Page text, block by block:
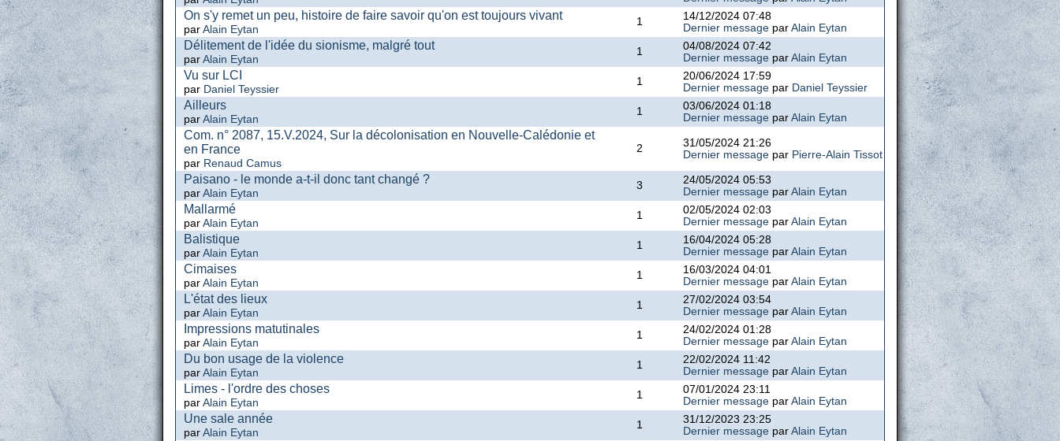
On s'y remet un peu, histoire de faire savoir qu'on est toujours vivant
parAlain Eytan
1
14/12/2024 07:48
Dernier message par Alain Eytan
Délitement de l'idée du sionisme, malgré tout
parAlain Eytan
1
04/08/2024 07:42
Dernier message par Alain Eytan
Vu sur LCI
par Daniel Teyssier
1
20/06/2024 17:59
Dernier message par Daniel Teyssier
Ailleurs
parAlain Eytan
1
03/06/2024 01:18
Dernier message par Alain Eytan
Com. n° 2087, 15.V.2024, Sur la décolonisation en Nouvelle-Calédonie et
en France
par Renaud Camus
2
31/05/2024 21:26
Dernier message par Pierre-Alain Tissot
Paisano - le monde a-t-il donc tant changé ?
parAlain Eytan
3
24/05/2024 05:53
Dernier message par Alain Eytan
Mallarmé
parAlain Eytan
1
02/05/2024 02:03
Dernier message par Alain Eytan
Balistique
parAlain Eytan
1
16/04/2024 05:28
Dernier message par Alain Eytan
Cimaises
parAlain Eytan
1
16/03/2024 04:01
Dernier message par Alain Eytan
L'état des lieux
parAlain Eytan
1
27/02/2024 03:54
Dernier message par Alain Eytan
Impressions matutinales
parAlain Eytan
1
24/02/2024 01:28
Dernier message par Alain Eytan
Du bon usage de la violence
parAlain Eytan
1
22/02/2024 11:42
Dernier message par Alain Eytan
Limes - l'ordre des choses
parAlain Eytan
1
07/01/2024 23:11
Dernier message par Alain Eytan
Une sale année
parAlain Eytan
1
31/12/2023 23:25
Dernier message par Alain Eytan